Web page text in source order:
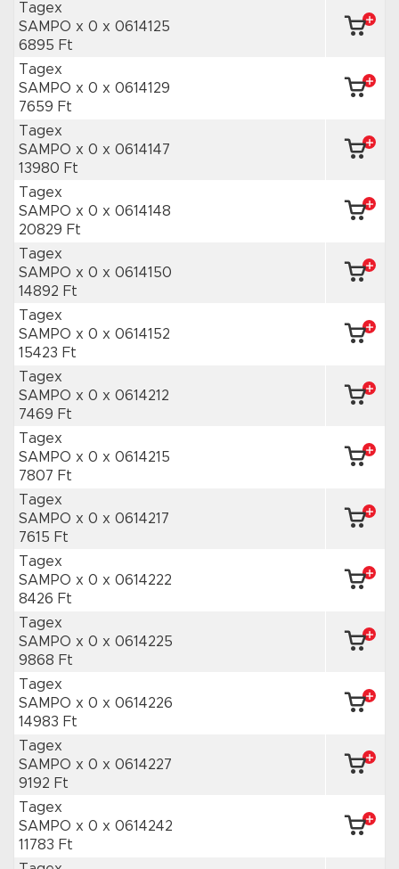
Tagex
SAMPO x 0 x 0614125
6895 Ft
Tagex
SAMPO x 0 x 0614129
7659 Ft
Tagex
SAMPO x 0 x 0614147
13980 Ft
Tagex
SAMPO x 0 x 0614148
20829 Ft
Tagex
SAMPO x 0 x 0614150
14892 Ft
Tagex
SAMPO x 0 x 0614152
15423 Ft
Tagex
SAMPO x 0 x 0614212
7469 Ft
Tagex
SAMPO x 0 x 0614215
7807 Ft
Tagex
SAMPO x 0 x 0614217
7615 Ft
Tagex
SAMPO x 0 x 0614222
8426 Ft
Tagex
SAMPO x 0 x 0614225
9868 Ft
Tagex
SAMPO x 0 x 0614226
14983 Ft
Tagex
SAMPO x 0 x 0614227
9192 Ft
Tagex
SAMPO x 0 x 0614242
11783 Ft